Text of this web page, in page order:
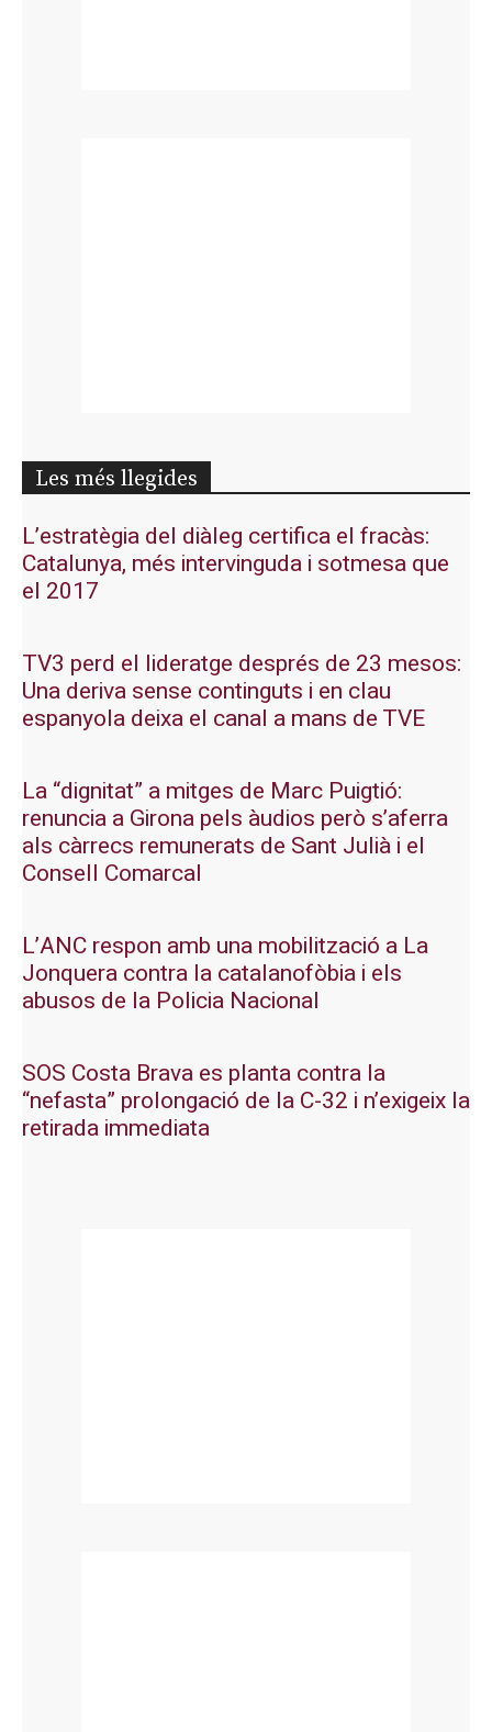
Les més llegides
L’estratègia del diàleg certifica el fracàs:
Catalunya, més intervinguda i sotmesa que
el 2017
TV3 perd el lideratge després de 23 mesos:
Una deriva sense continguts i en clau
espanyola deixa el canal a mans de TVE
La “dignitat” a mitges de Marc Puigtió:
renuncia a Girona pels àudios però s’aferra
als càrrecs remunerats de Sant Julià i el
Consell Comarcal
L’ANC respon amb una mobilització a La
Jonquera contra la catalanofòbia i els
abusos de la Policia Nacional
SOS Costa Brava es planta contra la
“nefasta” prolongació de la C-32 i n’exigeix la
retirada immediata